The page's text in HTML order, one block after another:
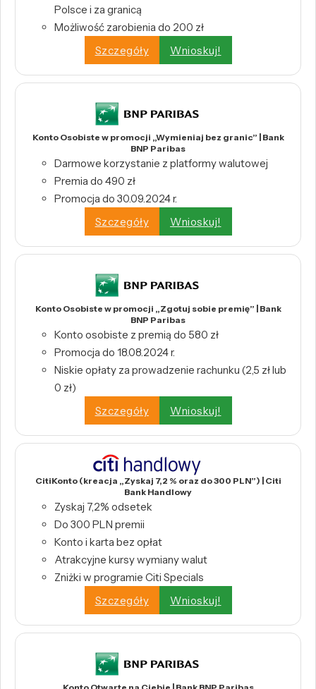
Polsce i za granicą
Możliwość zarobienia do 200 zł
Szczegóły
Wnioskuj!
Konto Osobiste w promocji „Wymieniaj bez granic” | Bank
BNP Paribas
Darmowe korzystanie z platformy walutowej
Premia do 490 zł
Promocja do 30.09.2024 r.
Szczegóły
Wnioskuj!
Konto Osobiste w promocji „Zgotuj sobie premię” | Bank
BNP Paribas
Konto osobiste z premią do 580 zł
Promocja do 18.08.2024 r.
Niskie opłaty za prowadzenie rachunku (2,5 zł lub
0 zł)
Szczegóły
Wnioskuj!
CitiKonto (kreacja „Zyskaj 7,2 % oraz do 300 PLN”) | Citi
Bank Handlowy
Zyskaj 7,2% odsetek
Do 300 PLN premii
Konto i karta bez opłat
Atrakcyjne kursy wymiany walut
Zniżki w programie Citi Specials
Szczegóły
Wnioskuj!